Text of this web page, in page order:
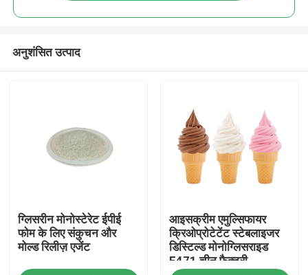
अनुशंसित उत्पाद
ग्लिसरीन मोनोस्टेरेट ईपीई
फोम के लिए संकुचन और
मोल्ड रिलीज़ एजेंट
आइसक्रीम एमुल्सिफायर
क्रिओप्रोटेटेंट स्टेबलाइजर
डिस्टिल्ड मोनोग्लिसराइड
E471 चीन फैक्टरी